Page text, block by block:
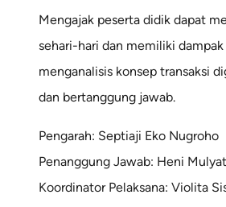
Mengajak peserta didik dapat
sehari-hari dan memiliki
menganalisis konsep transaksi
dan bertanggung jawab.
Pengarah: Septiaji Eko Nugroho
Penanggung Jawab: Heni
Koordinator Pelaksana: Violita